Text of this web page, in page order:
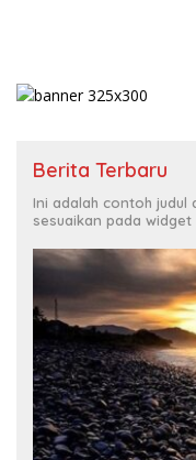
Berita Terbaru
Ini adalah contoh judul
sesuaikan pada widget